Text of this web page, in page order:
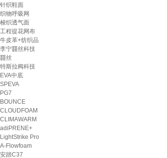
针织鞋面
织物呼吸网
梭织透气面
工程提花网布
牛皮革+纺织品
李宁䨻丝科技
䨻丝
特斯拉阀科技
EVA中底
SPEVA
PG7
BOUNCE
CLOUDFOAM
CLIMAWARM
adiPRENE+
LightStrike Pro
A-Flowfoam
安踏C37